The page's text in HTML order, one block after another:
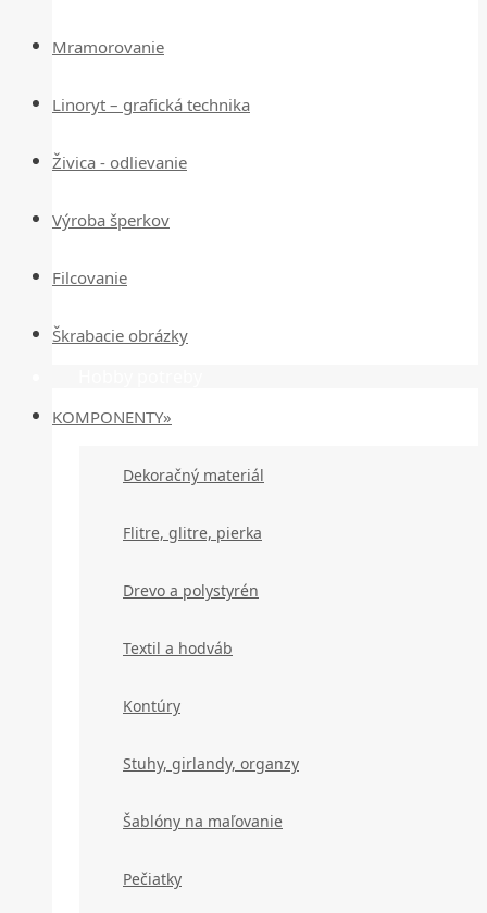
Mramorovanie
Linoryt – grafická technika
Živica - odlievanie
Výroba šperkov
Filcovanie
Škrabacie obrázky
KOMPONENTY»
Dekoračný materiál
Flitre, glitre, pierka
Drevo a polystyrén
Textil a hodváb
Kontúry
Stuhy, girlandy, organzy
Šablóny na maľovanie
Pečiatky